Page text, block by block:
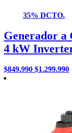
35% DCTO.
Generador a
4 kW
$849.990 $1.299.990